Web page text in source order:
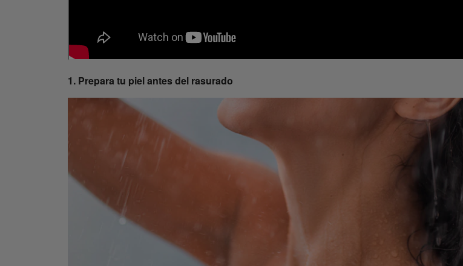
1. Prepara tu piel antes del rasurado